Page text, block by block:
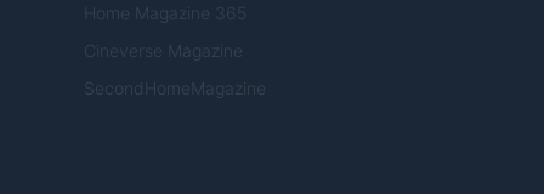
Home Magazine 365
Cineverse Magazine
SecondHomeMagazine